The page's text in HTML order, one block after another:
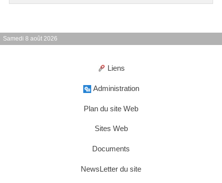
Samedi 8 août 2026
Liens
Administration
Plan du site Web
Sites Web
Documents
NewsLetter du site